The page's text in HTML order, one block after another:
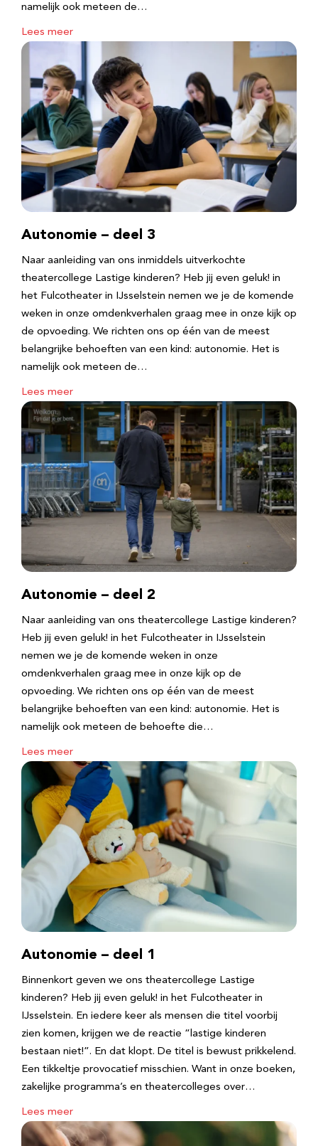
namelijk ook meteen de…
Lees meer
Autonomie – deel 3
Naar aanleiding van ons inmiddels uitverkochte
theatercollege Lastige kinderen? Heb jij even geluk! in
het Fulcotheater in IJsselstein nemen we je de komende
weken in onze omdenkverhalen graag mee in onze kijk op
de opvoeding. We richten ons op één van de meest
belangrijke behoeften van een kind: autonomie. Het is
namelijk ook meteen de…
Lees meer
Autonomie – deel 2
Naar aanleiding van ons theatercollege Lastige kinderen?
Heb jij even geluk! in het Fulcotheater in IJsselstein
nemen we je de komende weken in onze
omdenkverhalen graag mee in onze kijk op de
opvoeding. We richten ons op één van de meest
belangrijke behoeften van een kind: autonomie. Het is
namelijk ook meteen de behoefte die…
Lees meer
Autonomie – deel 1
Binnenkort geven we ons theatercollege Lastige
kinderen? Heb jij even geluk! in het Fulcotheater in
IJsselstein. En iedere keer als mensen die titel voorbij
zien komen, krijgen we de reactie “lastige kinderen
bestaan niet!”. En dat klopt. De titel is bewust prikkelend.
Een tikkeltje provocatief misschien. Want in onze boeken,
zakelijke programma’s en theatercolleges over…
Lees meer